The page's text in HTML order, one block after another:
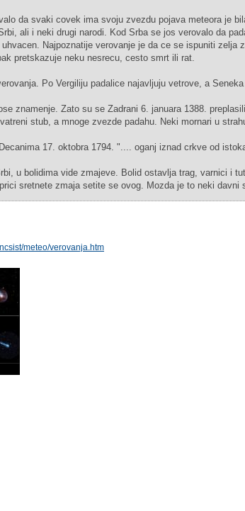
da svaki covek ima svoju zvezdu pojava meteora je
ali i neki drugi narodi. Kod Srba se jos verovalo da
Najpoznatije verovanje je da ce se ispuniti
pretskazuje neku nesrecu, cesto smrt ili rat.
Po Vergiliju padalice najavljuju vetrove, a
znamenje. Zato su se Zadrani 6. januara 1388.
stub, a mnoge zvezde padahu. Neki mornari u
17. oktobra 1794. ".... oganj iznad crkve od
u bolidima vide zmajeve. Bolid ostavlja trag, varnici i
sretnete zmaja setite se ovog. Mozda je to neki davni
meteo/verovanja.htm